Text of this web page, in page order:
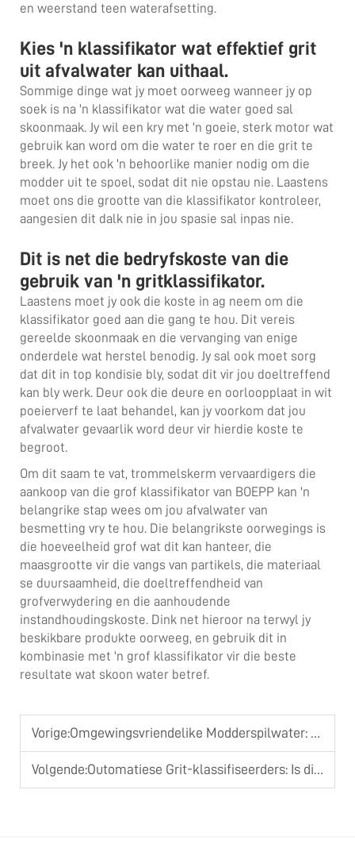
en weerstand teen waterafsetting.
Kies 'n klassifikator wat effektief grit
uit afvalwater kan uithaal.
Sommige dinge wat jy moet oorweeg wanneer jy op
soek is na 'n klassifikator wat die water goed sal
skoonmaak. Jy wil een kry met 'n goeie, sterk motor wat
gebruik kan word om die water te roer en die grit te
breek. Jy het ook 'n behoorlike manier nodig om die
modder uit te spoel, sodat dit nie opstau nie. Laastens
moet ons die grootte van die klassifikator kontroleer,
aangesien dit dalk nie in jou spasie sal inpas nie.
Dit is net die bedryfskoste van die
gebruik van 'n gritklassifikator.
Laastens moet jy ook die koste in ag neem om die
klassifikator goed aan die gang te hou. Dit vereis
gereelde skoonmaak en die vervanging van enige
onderdele wat herstel benodig. Jy sal ook moet sorg
dat dit in top kondisie bly, sodat dit vir jou doeltreffend
kan bly werk. Deur ook die deure en oorloopplaat in wit
poeierverf te laat behandel, kan jy voorkom dat jou
afvalwater gevaarlik word deur vir hierdie koste te
begroot.
Om dit saam te vat, trommelskerm vervaardigers die
aankoop van die grof klassifikator van BOEPP kan 'n
belangrike stap wees om jou afvalwater van
besmetting vry te hou. Die belangrikste oorwegings is
die hoeveelheid grof wat dit kan hanteer, die
maasgrootte vir die vangs van partikels, die materiaal
se duursaamheid, die doeltreffendheid van
grofverwydering en die aanhoudende
instandhoudingskoste. Dink net hieroor na terwyl jy
beskikbare produkte oorweeg, en gebruik dit in
kombinasie met 'n grof klassifikator vir die beste
resultate wat skoon water betref.
Vorige:Omgewingsvriendelike Modderspilwater: Volhoubare Oplossings vir Moderne Fasiliteite
Volgende:Outomatiese Grit-klassifiseerders: Is dit tyd om op te gradeer vanaf manuele stelsels?